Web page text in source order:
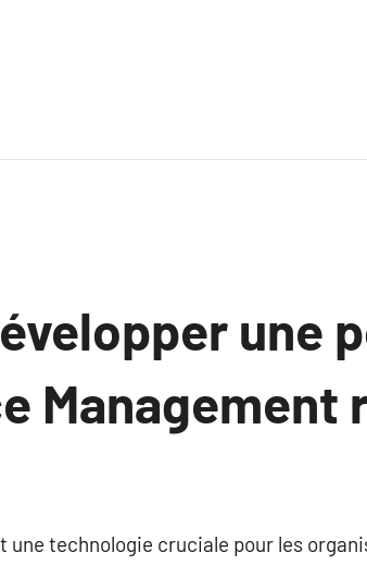
une
Management
une technologie cruciale pour les